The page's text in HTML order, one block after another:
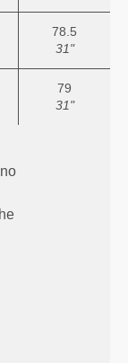
78.5
31"
79
31"